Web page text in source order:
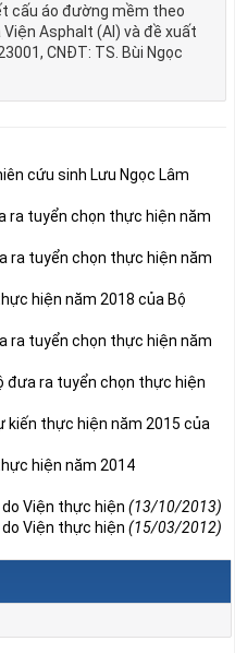
cấu áo đường mềm theo
Asphalt (AI) và đề xuất
CNĐT: TS. Bùi Ngọc
cứu sinh Lưu Ngọc Lâm
ra tuyển chọn thực hiện năm
ra tuyển chọn thực hiện năm
hiện năm 2018 của Bộ
ra tuyển chọn thực hiện năm
đưa ra tuyển chọn thực hiện
kiến thực hiện năm 2015 của
hiện năm 2014
do Viện thực hiện (13/10/2013)
do Viện thực hiện (15/03/2012)